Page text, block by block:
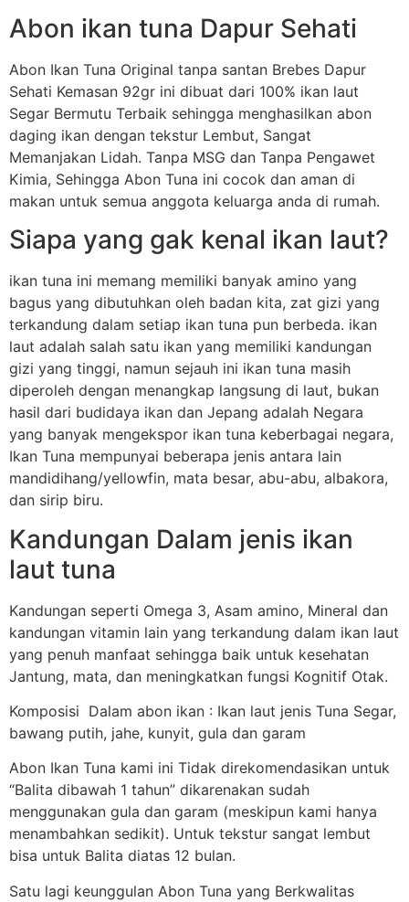
Abon ikan tuna Dapur Sehati
Abon Ikan Tuna Original tanpa santan Brebes Dapur
Sehati Kemasan 92gr ini dibuat dari 100% ikan laut
Segar Bermutu Terbaik sehingga menghasilkan abon
daging ikan dengan tekstur Lembut, Sangat
Memanjakan Lidah. Tanpa MSG dan Tanpa Pengawet
Kimia, Sehingga Abon Tuna ini cocok dan aman di
makan untuk semua anggota keluarga anda di rumah.
Siapa yang gak kenal ikan laut?
ikan tuna ini memang memiliki banyak amino yang
bagus yang dibutuhkan oleh badan kita, zat gizi yang
terkandung dalam setiap ikan tuna pun berbeda. ikan
laut adalah salah satu ikan yang memiliki kandungan
gizi yang tinggi, namun sejauh ini ikan tuna masih
diperoleh dengan menangkap langsung di laut, bukan
hasil dari budidaya ikan dan Jepang adalah Negara
yang banyak mengekspor ikan tuna keberbagai negara,
Ikan Tuna mempunyai beberapa jenis antara lain
mandidihang/yellowfin, mata besar, abu-abu, albakora,
dan sirip biru.
Kandungan Dalam jenis ikan
laut tuna
Kandungan seperti Omega 3, Asam amino, Mineral dan
kandungan vitamin lain yang terkandung dalam ikan laut
yang penuh manfaat sehingga baik untuk kesehatan
Jantung, mata, dan meningkatkan fungsi Kognitif Otak.
Komposisi Dalam abon ikan : Ikan laut jenis Tuna Segar,
bawang putih, jahe, kunyit, gula dan garam
Abon Ikan Tuna kami ini Tidak direkomendasikan untuk
“Balita dibawah 1 tahun” dikarenakan sudah
menggunakan gula dan garam (meskipun kami hanya
menambahkan sedikit). Untuk tekstur sangat lembut
bisa untuk Balita diatas 12 bulan.
Satu lagi keunggulan Abon Tuna yang Berkwalitas